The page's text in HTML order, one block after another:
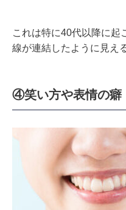
これは特に40代以降に起
線が連結したように見え
④笑い方や表情の癖